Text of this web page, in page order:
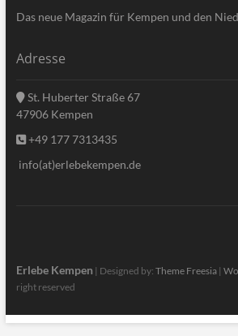
Das neue Magazin für Kempen und den
Adresse
St. Huberter Straße 67
47906 Kempen
+49 177 7313435
info(at)erlebekempen.de
Erlebe Kempen | Designed by: Theme Freesia|
right reserved